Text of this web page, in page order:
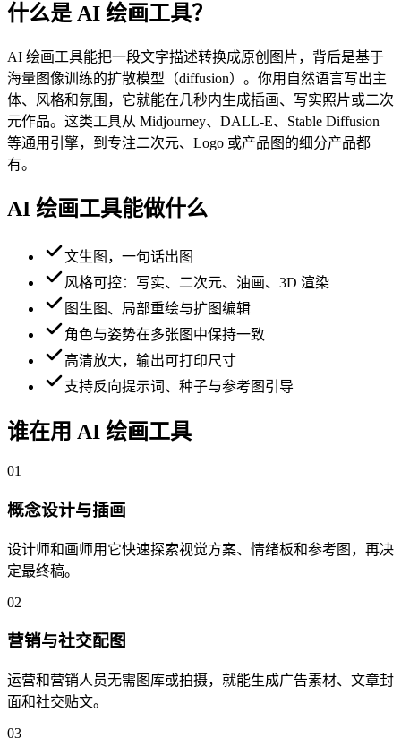
什么是 AI 绘画工具？
AI 绘画工具能把一段文字描述转换成原创图片，背后是基于
海量图像训练的扩散模型（diffusion）。你用自然语言写出主
体、风格和氛围，它就能在几秒内生成插画、写实照片或二次
元作品。这类工具从 Midjourney、DALL-E、Stable Diffusion
等通用引擎，到专注二次元、Logo 或产品图的细分产品都
有。
AI 绘画工具能做什么
文生图，一句话出图
风格可控：写实、二次元、油画、3D 渲染
图生图、局部重绘与扩图编辑
角色与姿势在多张图中保持一致
高清放大，输出可打印尺寸
支持反向提示词、种子与参考图引导
谁在用 AI 绘画工具
01
概念设计与插画
设计师和画师用它快速探索视觉方案、情绪板和参考图，再决
定最终稿。
02
营销与社交配图
运营和营销人员无需图库或拍摄，就能生成广告素材、文章封
面和社交贴文。
03